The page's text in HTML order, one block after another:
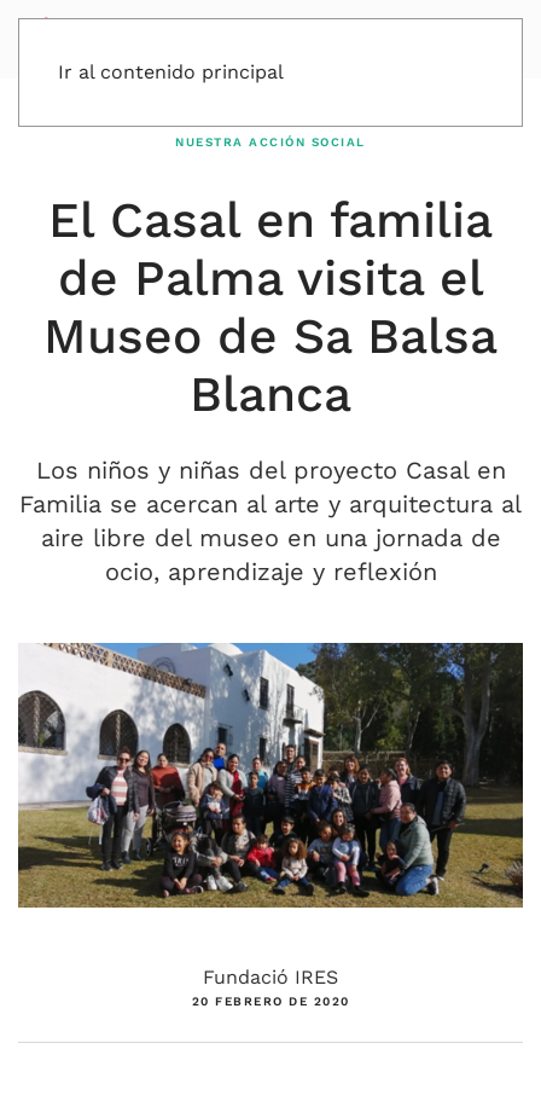
Ir al contenido principal
NUESTRA ACCIÓN SOCIAL
El Casal en familia
de Palma visita el
Museo de Sa Balsa
Blanca
Los niños y niñas del proyecto Casal en
Familia se acercan al arte y arquitectura al
aire libre del museo en una jornada de
ocio, aprendizaje y reflexión
Fundació IRES
20 FEBRERO DE 2020